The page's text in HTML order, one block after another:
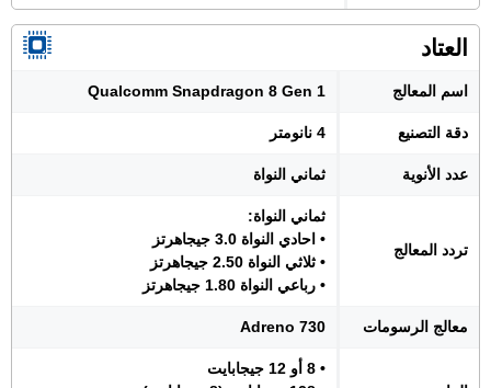
العتاد
اسم المعالج Qualcomm Snapdragon 8 Gen 1
دقة التصنيع 4 نانومتر
عدد الأنوية ثماني النواة
تردد المعالج
ثماني النواة:
• احادي النواة 3.0 جيجاهرتز
• ثلاثي النواة 2.50 جيجاهرتز
• رباعي النواة 1.80 جيجاهرتز
معالج الرسومات Adreno 730
• 8 أو 12 جيجابايت